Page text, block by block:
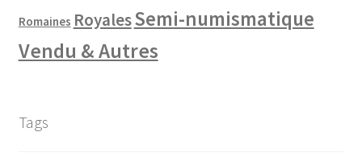
Romaines RoyalesSemi-numismatique
Vendu & Autres
Tags